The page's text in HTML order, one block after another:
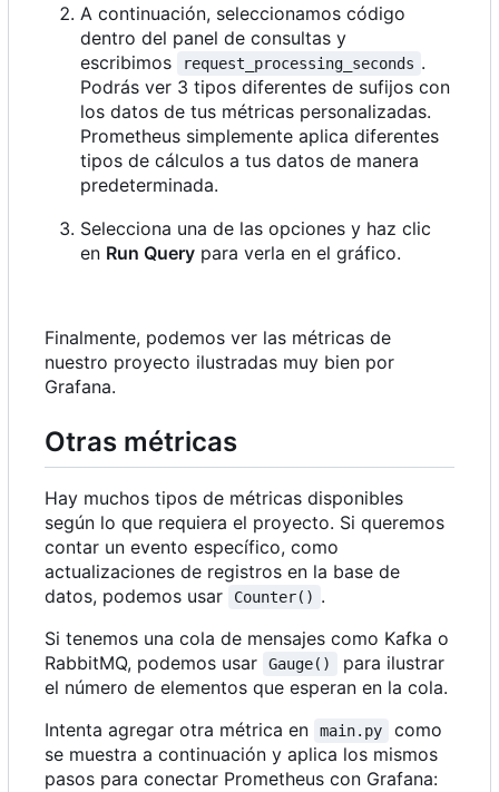
A continuación, seleccionamos código
dentro del panel de consultas y
escribimos
request_processing_seconds .
Podrás ver 3 tipos diferentes de sufijos con
los datos de tus métricas personalizadas.
Prometheus simplemente aplica diferentes
tipos de cálculos a tus datos de manera
predeterminada.
Selecciona una de las opciones y haz clic
en Run Query para verla en el gráfico.
Finalmente, podemos ver las métricas de
nuestro proyecto ilustradas muy bien por
Grafana.
Otras métricas
Hay muchos tipos de métricas disponibles
según lo que requiera el proyecto. Si queremos
contar un evento específico, como
actualizaciones de registros en la base de
datos, podemos usar
Counter() .
Si tenemos una cola de mensajes como Kafka o
RabbitMQ, podemos usar
Gauge()
para ilustrar
el número de elementos que esperan en la cola.
Intenta agregar otra métrica en
main.py
como
se muestra a continuación y aplica los mismos
pasos para conectar Prometheus con Grafana: